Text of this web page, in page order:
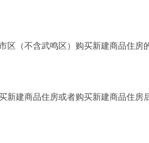
（不含武鸣区）购买新建商品住房
建商品住房或者购买新建商品住房